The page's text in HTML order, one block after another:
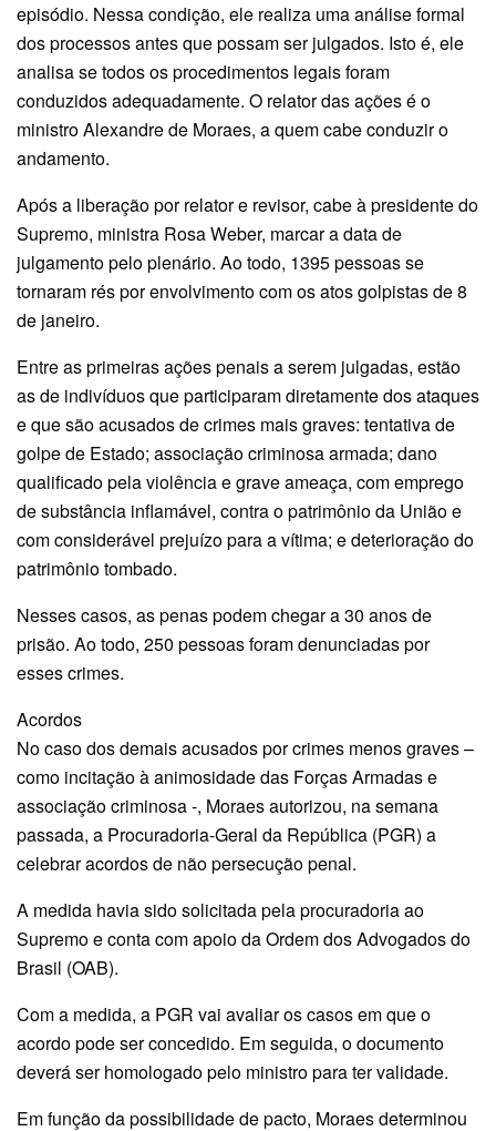
episódio. Nessa condição, ele realiza uma análise formal
dos processos antes que possam ser julgados. Isto é, ele
analisa se todos os procedimentos legais foram
conduzidos adequadamente. O relator das ações é o
ministro Alexandre de Moraes, a quem cabe conduzir o
andamento.
Após a liberação por relator e revisor, cabe à presidente do
Supremo, ministra Rosa Weber, marcar a data de
julgamento pelo plenário. Ao todo, 1395 pessoas se
tornaram rés por envolvimento com os atos golpistas de 8
de janeiro.
Entre as primeiras ações penais a serem julgadas, estão
as de indivíduos que participaram diretamente dos ataques
e que são acusados de crimes mais graves: tentativa de
golpe de Estado; associação criminosa armada; dano
qualificado pela violência e grave ameaça, com emprego
de substância inflamável, contra o patrimônio da União e
com considerável prejuízo para a vítima; e deterioração do
patrimônio tombado.
Nesses casos, as penas podem chegar a 30 anos de
prisão. Ao todo, 250 pessoas foram denunciadas por
esses crimes.
Acordos
No caso dos demais acusados por crimes menos graves –
como incitação à animosidade das Forças Armadas e
associação criminosa -, Moraes autorizou, na semana
passada, a Procuradoria-Geral da República (PGR) a
celebrar acordos de não persecução penal.
A medida havia sido solicitada pela procuradoria ao
Supremo e conta com apoio da Ordem dos Advogados do
Brasil (OAB).
Com a medida, a PGR vai avaliar os casos em que o
acordo pode ser concedido. Em seguida, o documento
deverá ser homologado pelo ministro para ter validade.
Em função da possibilidade de pacto, Moraes determinou